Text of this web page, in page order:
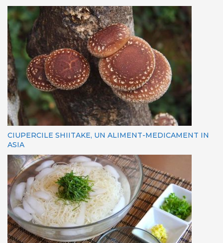
CIUPERCILE SHIITAKE, UN ALIMENT-MEDICAMENT IN
ASIA